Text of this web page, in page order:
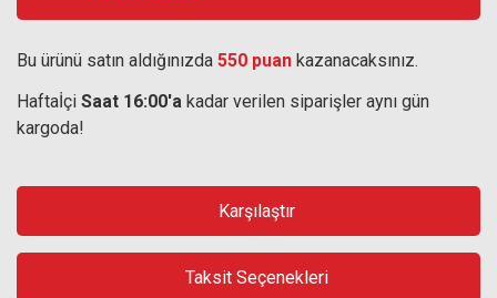
Bu ürünü satın aldığınızda 550 puan kazanacaksınız.
Haftaİçi Saat 16:00'a kadar verilen siparişler aynı gün
kargoda!
Karşılaştır
Taksit Seçenekleri